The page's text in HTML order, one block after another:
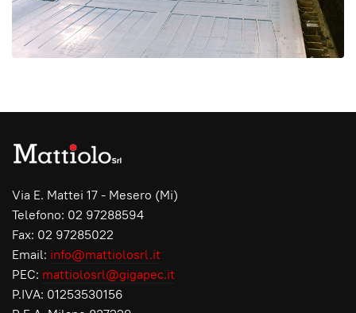
Via E. Mattei 17 - Mesero (Mi)
Telefono: 02 97288594
Fax: 02 97285022
Email: info@mattiolosrl.it
PEC: mattiolosrl@gigapec.it
P.IVA: 01253530156